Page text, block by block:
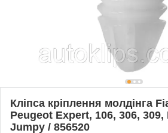
Кліпса кріплення молдінга
Peugeot Expert, 106, 306,
Jumpy / 856520